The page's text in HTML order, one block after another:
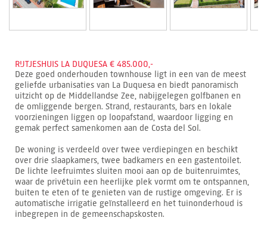
RIJTJESHUIS LA DUQUESA € 485.000,-
Deze goed onderhouden townhouse ligt in een van de meest
geliefde urbanisaties van La Duquesa en biedt panoramisch
uitzicht op de Middellandse Zee, nabijgelegen golfbanen en
de omliggende bergen. Strand, restaurants, bars en lokale
voorzieningen liggen op loopafstand, waardoor ligging en
gemak perfect samenkomen aan de Costa del Sol.
De woning is verdeeld over twee verdiepingen en beschikt
over drie slaapkamers, twee badkamers en een gastentoilet.
De lichte leefruimtes sluiten mooi aan op de buitenruimtes,
waar de privétuin een heerlijke plek vormt om te ontspannen,
buiten te eten of te genieten van de rustige omgeving. Er is
automatische irrigatie geïnstalleerd en het tuinonderhoud is
inbegrepen in de gemeenschapskosten.